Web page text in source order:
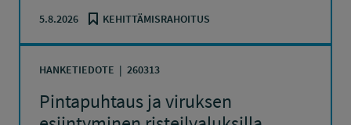
5.8.2026 KEHITTÄMISRAHOITUS
HANKETIEDOTE 260313
Pintapuhtaus ja viruksen